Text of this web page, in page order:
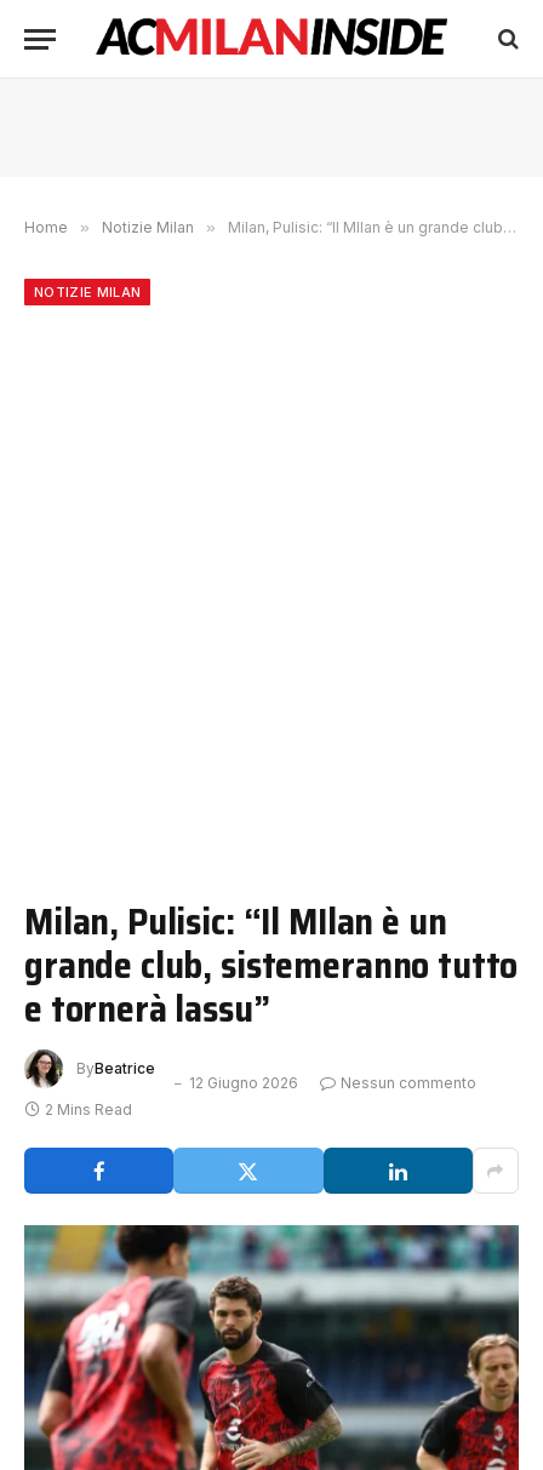
Home » Notizie Milan » Milan, Pulisic: “Il MIlan è un grande club, sistemeranno tutto e tornerà lassu”
NOTIZIE MILAN
Milan, Pulisic: “Il MIlan è un
grande club, sistemeranno tutto
e tornerà lassu”
ByBeatrice
12 Giugno 2026
Nessun commento
2 Mins Read